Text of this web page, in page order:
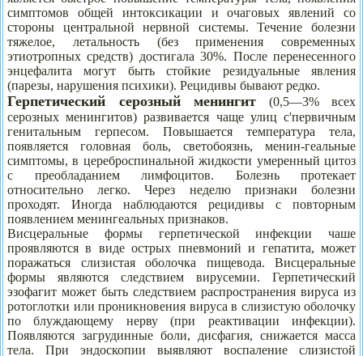
симптомов общей интоксикации и очаговых явлений со
стороны центральной нервной системы. Течение болезни
тяжелое, летальность (без применения современных
этиотропных средств) достигала 30%. После перенесенного
энцефалита могут быть стойкие резидуальные явления
(парезы, нарушения психики). Рецидивы бывают редко.
Герпетический серозный менингит
(0,5—3% всех
серозных менингитов) развивается чаще улиц с'первичным
генитальным герпесом. Повышается температура тела,
появляется головная боль, светобоязнь, менин-геальные
симптомы, в цереброспинальной жидкости умеренный цитоз
с преобладанием лимфоцитов. Болезнь протекает
относительно легко. Через неделю признаки болезни
проходят. Иногда наблюдаются рецидивы с повторным
появлением менингеальных признаков.
Висцеральные формы герпетической инфекции чаше
проявляются в виде острых пневмоний и гепатита, может
поражаться слизистая оболочка пищевода. Висцеральные
формы являются следствием вирусемии. Герпетический
эзофагит может быть следствием распространения вируса из
ротоглотки или проникновения вируса в слизистую оболочку
по блуждающему нерву (при реактивации инфекции).
Появляются загрудинные боли, дисфагия, снижается масса
тела. При эндоскопии выявляют воспаление слизистой